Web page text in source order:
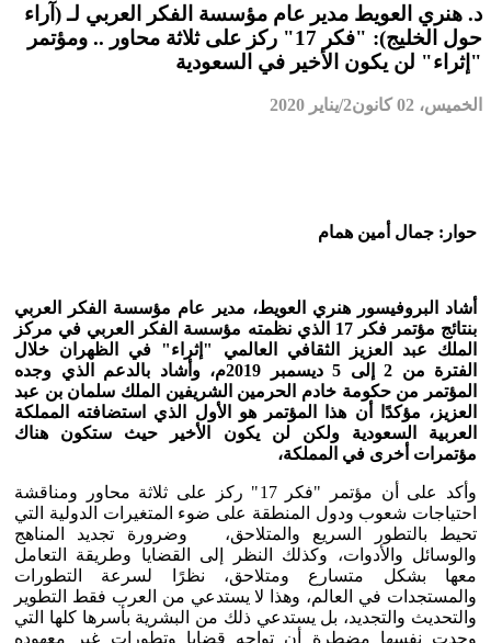
د. هنري العويط مدير عام مؤسسة الفكر العربي لـ (آراء
حول الخليج): "فكر 17" ركز على ثلاثة محاور .. ومؤتمر
"إثراء" لن يكون الأخير في السعودية
الخميس، 02 كانون2/يناير 2020
حوار: جمال أمين همام
أشاد البروفيسور هنري العويط، مدير عام مؤسسة الفكر العربي
بنتائج مؤتمر فكر 17 الذي نظمته مؤسسة الفكر العربي في
مركز
الملك عبد العزيز الثقافي العالمي "إثراء" في الظهران خلال
الفترة من 2 إلى 5 ديسمبر 2019م، وأشاد بالدعم الذي وجده
المؤتمر من حكومة خادم الحرمين الشريفين الملك سلمان بن عبد
العزيز، مؤكدًا أن هذا المؤتمر هو الأول الذي استضافته المملكة
العربية السعودية ولكن لن يكون الأخير حيث ستكون هناك
مؤتمرات أخرى في المملكة،
وأكد على أن مؤتمر "فكر 17" ركز على ثلاثة محاور ومناقشة
احتياجات شعوب ودول المنطقة على ضوء المتغيرات الدولية التي
تحيط بالتطور السريع والمتلاحق، وضرورة تجديد المناهج
والوسائل والأدوات، وكذلك النظر إلى القضايا وطريقة التعامل
معها بشكل متسارع ومتلاحق، نظرًا لسرعة التطورات
والمستجدات في العالم، وهذا لا يستدعي من العرب فقط التطوير
والتحديث والتجديد، بل يستدعي ذلك من البشرية بأسرها كلها التي
وجدت نفسها مضطرة أن تواجه قضايا وتطورات غير معهوده